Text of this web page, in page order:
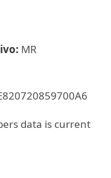
MR
data is current